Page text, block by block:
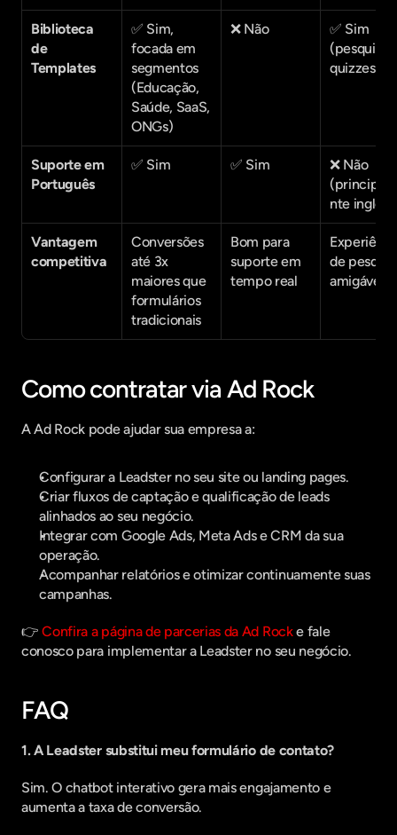
Biblioteca
de
Templates
✅ Sim,
focada em
segmentos
(Educação,
Saúde, SaaS,
ONGs)
❌ Não
✅ Sim
(pesquisas,
quizzes)
Suporte em
Português
✅ Sim ✅ Sim
❌ Não
nte inglês)
Vantagem
competitiva
Conversões
até 3x
maiores que
formulários
tradicionais
Bom para
suporte em
tempo real
de
amigável
Como contratar via Ad Rock
A Ad Rock pode ajudar sua empresa a:
Configurar a Leadster no seu site ou landing pages.
Criar fluxos de captação e qualificação de leads
alinhados ao seu negócio.
Integrar com Google Ads, Meta Ads e CRM da sua
operação.
Acompanhar relatórios e otimizar continuamente suas
campanhas.
👉 Confira a página de parcerias da Ad Rock e fale
conosco para implementar a Leadster no seu negócio.
FAQ
1. A Leadster substitui meu formulário de contato?
Sim. O chatbot interativo gera mais engajamento e
aumenta a taxa de conversão.